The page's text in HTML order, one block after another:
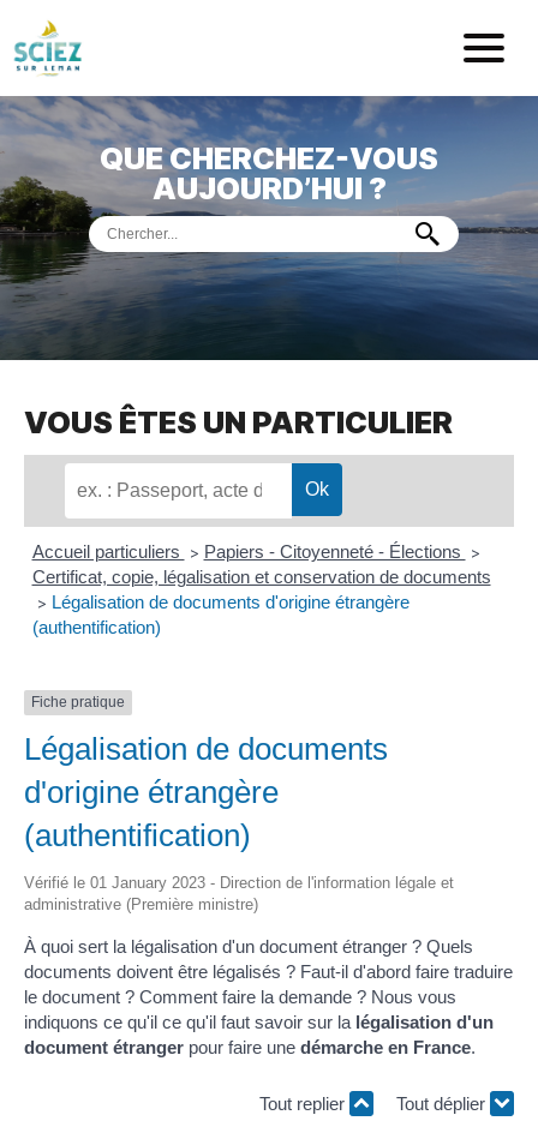
Mairie de
ACCUEIL
VOTREMAIRIE
VIEPRATIQUE
PORTDE PLAISANCE
MUSÉEDE PRÉHISTOIRE
QUE CHERCHEZ-VOUS
AUJOURD’HUI ?
VOUS ÊTES UN PARTICULIER
Accueil particuliers > Papiers - Citoyenneté - Élections >
Certificat, copie, légalisation et conservation de documents
> Légalisation de documents d'origine étrangère
(authentification)
Fiche pratique
Légalisation de documents
d'origine étrangère
(authentification)
Vérifié le 01 January 2023 - Direction de l'information légale et
administrative (Première ministre)
À quoi sert la légalisation d'un document étranger ? Quels
documents doivent être légalisés ? Faut-il d'abord faire traduire
le document ? Comment faire la demande ? Nous vous
indiquons ce qu'il ce qu'il faut savoir sur la légalisation d'un
document étranger pour faire une démarche en France.
Tout replier Tout déplier